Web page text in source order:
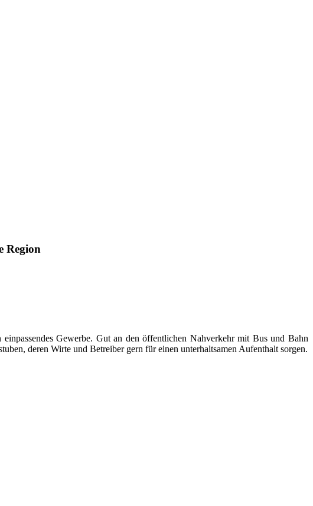
Region
Gewerbe. Gut an den öffentlichen Nahverkehr mit Bus und Bahn
deren Wirte und Betreiber gern für einen unterhaltsamen Aufenthalt sorgen.